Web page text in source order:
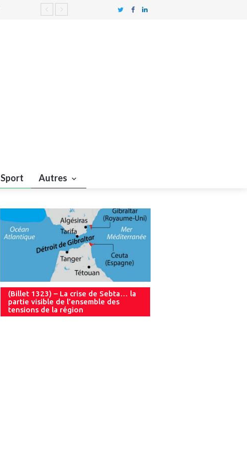
Sport Autres
(Billet 1323) – La crise de Sebta… la
partie visible de l’ensemble des
tensions de la région